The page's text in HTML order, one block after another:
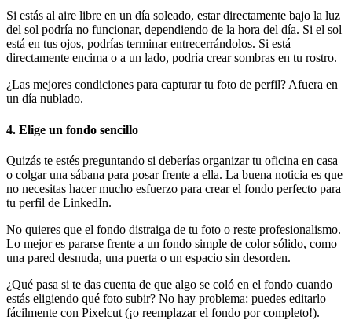
Si estás al aire libre en un día soleado, estar directamente bajo la luz
del sol podría no funcionar, dependiendo de la hora del día. Si el sol
está en tus ojos, podrías terminar entrecerrándolos. Si está
directamente encima o a un lado, podría crear sombras en tu rostro.
¿Las mejores condiciones para capturar tu foto de perfil? Afuera en
un día nublado.
4. Elige un fondo sencillo
Quizás te estés preguntando si deberías organizar tu oficina en casa
o colgar una sábana para posar frente a ella. La buena noticia es que
no necesitas hacer mucho esfuerzo para crear el fondo perfecto para
tu perfil de LinkedIn.
No quieres que el fondo distraiga de tu foto o reste profesionalismo.
Lo mejor es pararse frente a un fondo simple de color sólido, como
una pared desnuda, una puerta o un espacio sin desorden.
¿Qué pasa si te das cuenta de que algo se coló en el fondo cuando
estás eligiendo qué foto subir? No hay problema: puedes editarlo
fácilmente con Pixelcut (¡o reemplazar el fondo por completo!).